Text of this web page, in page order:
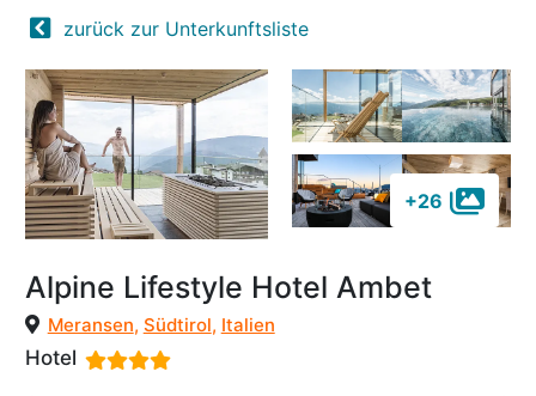
zurück zur Unterkunftsliste
+26
Alpine Lifestyle Hotel Ambet
Meransen, Südtirol, Italien
Hotel